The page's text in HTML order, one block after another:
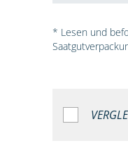
* Lesen und